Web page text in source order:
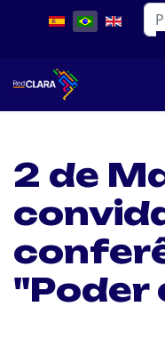
2 de
"Poder